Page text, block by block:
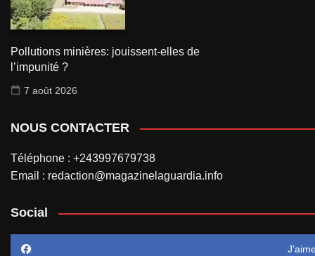
Pollutions minières: jouissent-elles de
l’impunité ?
7 août 2026
NOUS CONTACTER
Téléphone : +243997679738
Email : redaction@magazinelaguardia.info
Social